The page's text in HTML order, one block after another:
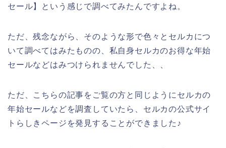
セール】という感じで調べてみたんですよね。
ただ、残念ながら、そのような形で色々とセルカにつ
いて調べてはみたものの、私自身セルカのお得な年始
セールなどはみつけられませんでした、、
ただ、こちらの記事をご覧の方と同じようにセルカの
年始セールなどを調査していたら、セルカの公式サイ
トらしきページを発見することができました♪